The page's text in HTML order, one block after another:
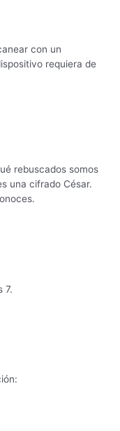
con un
requiera de
rebuscados somos
una cifrado César.
7.